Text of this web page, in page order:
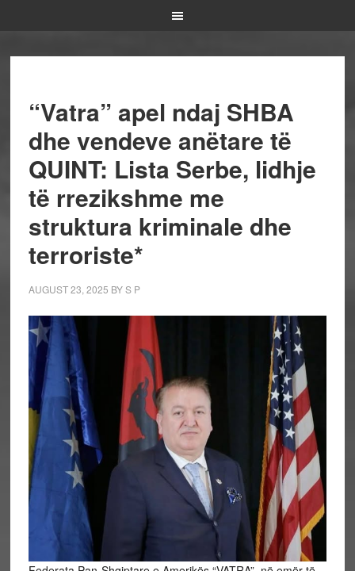
“Vatra” apel ndaj SHBA
dhe vendeve anëtare të
QUINT: Lista Serbe, lidhje
të rrezikshme me
struktura kriminale dhe
terroriste*
AUGUST 23, 2025 BYS P